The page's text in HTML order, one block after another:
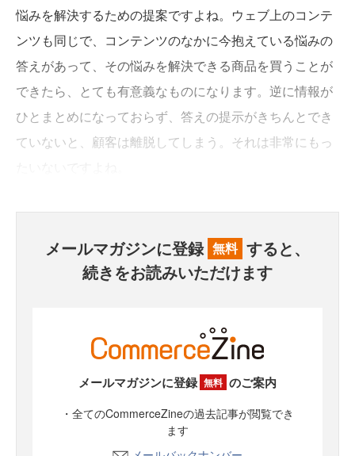
悩みを解決するための提案ですよね。ウェブ上のコンテ
ンツも同じで、コンテンツのなかに今抱えている悩みの
答えがあって、その悩みを解決できる商品を買うことが
できたら、とても有意義なものになります。逆に情報が
ひとまとめになっておらず、答えの提示がきちんとでき
ていないと、顧客は離脱してしまう。それは非常にもっ
メールマガジンに登録 無料 すると、
続きをお読みいただけます
メールマガジンに登録 無料 のご案内
・全てのCommerceZineの過去記事が閲覧でき
ます